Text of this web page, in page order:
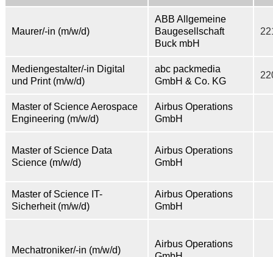
Maurer/-in (m/w/d)
ABB Allgemeine
Baugesellschaft
Buck mbH
Mediengestalter/-in Digital
und Print (m/w/d)
abc packmedia
GmbH & Co. KG
Master of Science Aerospace
Engineering (m/w/d)
Airbus Operations
GmbH
Master of Science Data
Science (m/w/d)
Airbus Operations
GmbH
Master of Science IT-
Sicherheit (m/w/d)
Airbus Operations
GmbH
Mechatroniker/-in (m/w/d)
Airbus Operations